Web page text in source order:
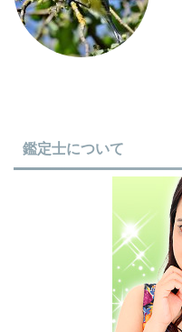
鑑定士について